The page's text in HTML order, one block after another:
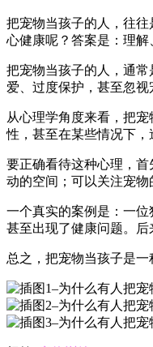
把宠物当孩子的人，往
心健康呢？答案是：理解
把宠物当孩子的人，通
爱、过度保护，甚至忽
从心理学角度来看，把
性，甚至在某些情况下，
要正确看待这种心理，
动的空间；可以关注宠物
一个真实的案例是：一
甚至出现了健康问题。
总之，把宠物当孩子是